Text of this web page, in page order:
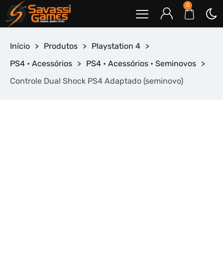
0
Início > Produtos > Playstation 4 >
PS4 • Acessórios > PS4 • Acessórios • Seminovos >
Controle Dual Shock PS4 Adaptado (seminovo)